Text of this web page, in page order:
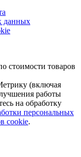
данных
стоимости товаров
(включая
работы
на обработку
персональных
cookie.